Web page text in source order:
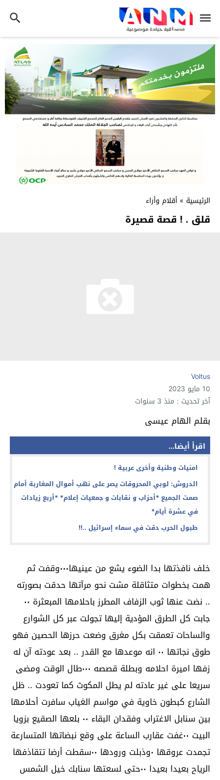
الرئيسية » أقلام وأراء
قلق . ! قصة قصيرة
Voltus
10 مايو 2023
آخر تحديث : منذ 3 سنوات
بقلم الهام عيسى
اقرأ أيضا...
امنيات وطنية وأخرى عربية !
الدروش: لوبي المحروقات يصر على نهب أموال المغاربة أمام
صمت الجميع *أحزاب و نقابات و جمعيات إعلام* *أربع زيادات
في عشرة أيام*
طبول الحرب دقت في سماء إسرائيل ..!!
خلف نافذتها بدا الضوء يشع من عينيها٠٠٠وقفت ثم
همت بخطوات متثاقلة مشت نحو مرآتها حدقت بصورته
.. نضت عنها ثوب الزفاف المطرز باحلامها المبعثرة ٠٠
جابت كل الطرق المؤدية إليها تجولت عبر كل الشوارع
والساحات تعمقت بكل مغرق وضعت حرزها الحصين فهو
طوق نجاتها ٠٠ انه موعدها مع القدر .. بعد عودته آن له
زفها اميرة احلامه وبطلة قصصه ٠٠٠طال الوقت ومضى
سريعا على غير عادته لم يطل المكوث كما تعودت .. ظل
الشارع كبطون خاوية في مواسم الغياب سافرت أحلامها
بين سنابل الاغتراب وفقدان البقاء ٠٠ بلعها الصقيع بزويا
البيت ٠٠غفت عقارب الساعة على وقع نبضاتها المتسارعة
تجمدت عروقها ٠وذبلت ورودها ٠٠سقطت أرضا تتقاذفها
الرياح بعيدا بعيدا ٠٠حتى لسعتها سنابك خيل الشمس